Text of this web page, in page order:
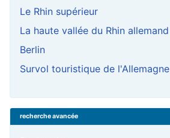
Le Rhin supérieur
La haute vallée du Rhin allemand
Berlin
Survol touristique de l'Allemagne
recherche avancée